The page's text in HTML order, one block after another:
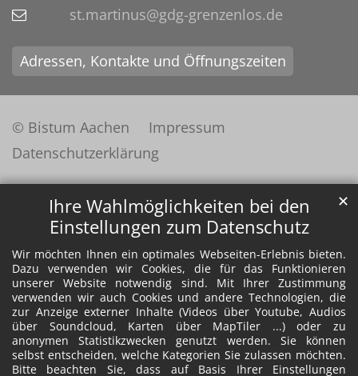
Ihre Wahlmöglichkeiten bei den
Einstellungen zum Datenschutz
Wir möchten Ihnen ein optimales Webseiten-Erlebnis bieten.
Dazu verwenden wir Cookies, die für das Funktionieren
unserer Website notwendig sind. Mit Ihrer Zustimmung
verwenden wir auch Cookies und andere Technologien, die
zur Anzeige externer Inhalte (Videos über Youtube, Audios
über Soundcloud, Karten über MapTiler ...) oder zu
anonymen Statistikzwecken genutzt werden. Sie können
selbst entscheiden, welche Kategorien Sie zulassen möchten.
Bitte beachten Sie, dass auf Basis Ihrer Einstellungen
✕
st.martinus@gdg-grenzenlos.de
Adressen, Kontakte und Öffnungszeiten
© Bistum Aachen
Impressum
Datenschutzerklärung